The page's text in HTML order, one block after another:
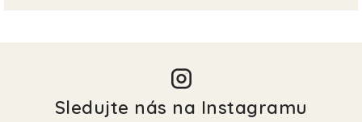
Sledujte nás na Instagramu